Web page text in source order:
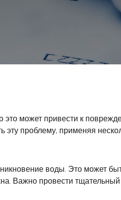
может привести к
эту проблему, применяя
воды. Это может
Важно провести